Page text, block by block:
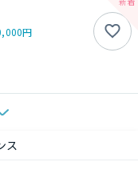
円
ス